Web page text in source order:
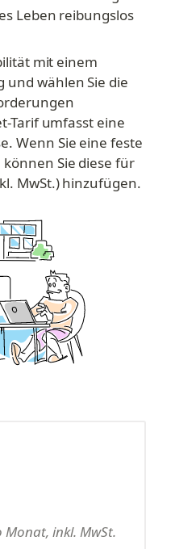
Leben reibungslos
mit einem
und wählen Sie die
Tarif umfasst eine
Wenn Sie eine feste
Sie diese für
MwSt.) hinzufügen.
Monat, inkl. MwSt.